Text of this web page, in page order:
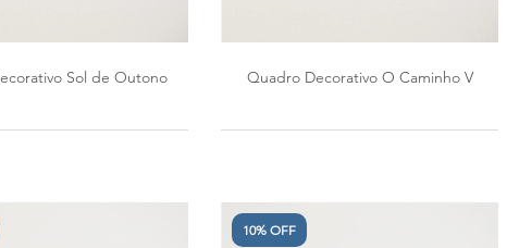
Sol de Outono Quadro Decorativo O Caminho V
10% OFF